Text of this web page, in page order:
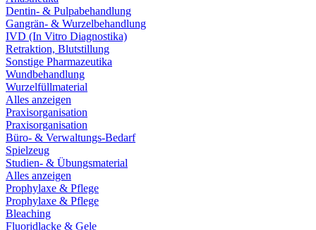
Dentin- & Pulpabehandlung
Gangrän- & Wurzelbehandlung
IVD (In Vitro Diagnostika)
Retraktion, Blutstillung
Sonstige Pharmazeutika
Wundbehandlung
Wurzelfüllmaterial
Alles anzeigen
Praxisorganisation
Praxisorganisation
Büro- & Verwaltungs-Bedarf
Spielzeug
Studien- & Übungsmaterial
Alles anzeigen
Prophylaxe & Pflege
Prophylaxe & Pflege
Bleaching
Fluoridlacke & Gele